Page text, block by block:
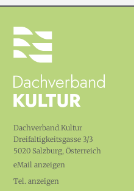
Dachverband.Kultur
Dreifaltigkeitsgasse 3/3
5020 Salzburg, Österreich
eMail anzeigen
Tel. anzeigen